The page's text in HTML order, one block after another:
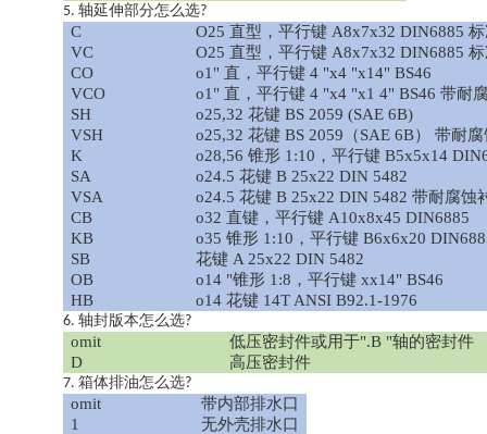
5. 轴延伸部分怎么选?
C
O25 直型，平行键 A8x7x32 DIN6885
VC
O25 直型，平行键 A8x7x32 DIN6885
CO
o1" 直，平行键 4 "x4 "x14" BS46
VCO
o1" 直，平行键 4 "x4 "x1 4" BS46 带耐
SH
o25,32 花键 BS 2059 (SAE 6B)
VSH
o25,32 花键 BS 2059（SAE 6B） 带耐
K
o28,56 锥形 1:10，平行键 B5x5x14
SA
o24.5 花键 B 25x22 DIN 5482
VSA
o24.5 花键 B 25x22 DIN 5482 带耐腐蚀
CB
o32 直键，平行键 A10x8x45 DIN6885
KB
o35 锥形 1:10，平行键 B6x6x20
SB
花键 A 25x22 DIN 5482
OB
o14 "锥形 1:8，平行键 xx14" BS46
HB
o14 花键 14T ANSI B92.1-1976
6. 轴封版本怎么选?
omit 低压密封件或用于".B "轴的密封件
D
高压密封件
7. 箱体排油怎么选?
omit
带内部排水口
1
无外壳排水口